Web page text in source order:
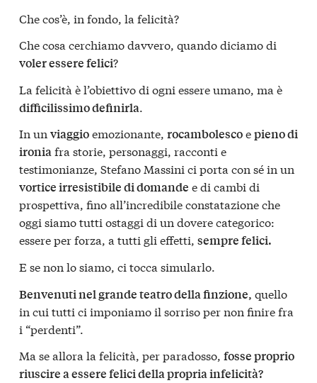
Che cos’è, in fondo, la felicità?
Che cosa cerchiamo davvero, quando diciamo di
voler essere felici?
La felicità è l’obiettivo di ogni essere umano, ma è
difficilissimo definirla.
In un viaggioemozionante, rocambolescoepieno di
ironiafra storie, personaggi, racconti e
testimonianze, Stefano Massini ci porta con sé in un
vortice irresistibile di domande e di cambi di
prospettiva, fino all’incredibile constatazione che
oggi siamo tutti ostaggi di un dovere categorico:
essere per forza, a tutti gli effetti, sempre felici.
E se non lo siamo, ci tocca simularlo.
Benvenuti nel grande teatro della finzione, quello
in cui tutti ci imponiamo il sorriso per non finire fra
i “perdenti”.
Ma se allora la felicità, per paradosso, fosse proprio
riuscire a essere felici della propria infelicità?